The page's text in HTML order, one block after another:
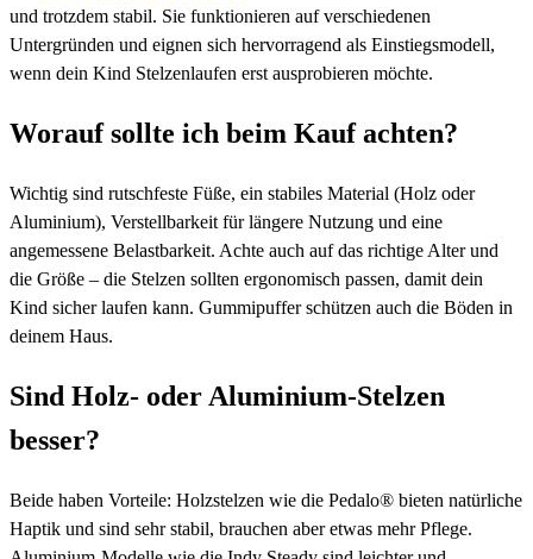
und trotzdem stabil. Sie funktionieren auf verschiedenen
Untergründen und eignen sich hervorragend als Einstiegsmodell,
wenn dein Kind Stelzenlaufen erst ausprobieren möchte.
Worauf sollte ich beim Kauf achten?
Wichtig sind rutschfeste Füße, ein stabiles Material (Holz oder
Aluminium), Verstellbarkeit für längere Nutzung und eine
angemessene Belastbarkeit. Achte auch auf das richtige Alter und
die Größe – die Stelzen sollten ergonomisch passen, damit dein
Kind sicher laufen kann. Gummipuffer schützen auch die Böden in
deinem Haus.
Sind Holz- oder Aluminium-Stelzen
besser?
Beide haben Vorteile: Holzstelzen wie die Pedalo® bieten natürliche
Haptik und sind sehr stabil, brauchen aber etwas mehr Pflege.